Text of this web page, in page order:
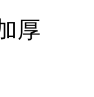
厚